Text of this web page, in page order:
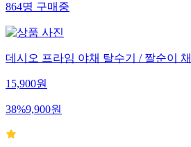
864명구매중
데시오 프라임 야채 탈수기 / 짤순이
15,900원
38%9,900원